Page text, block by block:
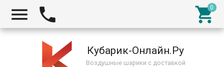
  
Кубарик-Онлайн.Ру
Воздушные шарики с доставкой